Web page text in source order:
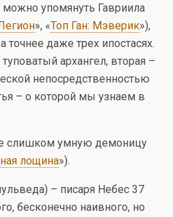
упомянуть Гавриила
», «Топ Ган: Мэверик»),
даже трех ипостасях.
архангел, вторая –
непосредственностью
– о которой мы узнаем в
слишком умную демоницу
лощина»).
– писаря Небес 37
бесконечно наивного, но